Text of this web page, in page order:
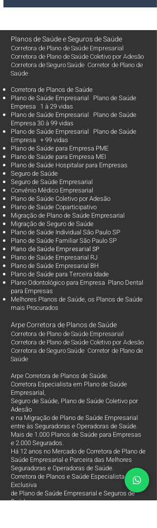
Planos de SaúdeeSeguros de Saúde
Corretora de Plano de Saúde Empresarial
Corretora de Plano de Saúde Coletivo por Adesão
Corretora de Seguro Saúde Corretor de Plano de
Saúde
Corretora de Planos de Saúde
Plano de Saúde Empresarial Plano de Saúde
Empresa 1 à 29 vidas
Plano de Saúde Empresarial Plano de Saúde
Empresa 30 à 99 vidas ​
Plano de Saúde Empresarial Plano de Saúde
Empresa + 99 vidas
Plano de Saúde para Empresa PME
Plano de Saúde para Empresa MEI
Plano de Saúde Hospitalar para Empresas
Seguro de Saúde
Seguro de Saúde Empresarial
Convênio Médico Empresarial
Plano de Saúde Coletivo por Adesão
Plano de Saúde Coparticipativo
Migração de Plano de Saúde Empresarial
Migração de Seguro de Saúde
Plano de Saúde Individual São Paulo SP
Plano de Saúde Familiar São Paulo SP
Plano de Saúde Empresarial SP
Plano de Saúde Empresarial RJ
Plano de Saúde Empresarial BH
Plano de Saúde para Terceira Idade
Plano Odontológico para Empresa Plano Dental
para Empresas
Melhores Planos de Saúde, os Planos de Saúde
mais Procurados​
Arpe Corretora de Planos de Saúde
Corretora de Plano de Saúde Empresarial
Corretora de Plano de Saúde Coletivo por Adesão
Corretora de Seguro Saúde Corretor de Plano de
Saúde
Arpe Corretora de Planos de Saúde.
Corretora Especialista em Plano de Saúde
Empresarial,
Seguro de Saúde, Plano de Saúde Coletivo por
Adesão
e na Migração de Plano de Saúde Empresarial
entre às Seguradoras e Operadoras de Saúde.
Mais de 1.000 Planos de Saúde para Empresas
e 2.000 Segurados.
Há 12 anos no Mercado de Corretora de Plano de
Saúde Empresarial e Parceira das Melhores
Seguradoras e Operadoras de Saúde.
Corretora de Planos e Saúde Especialista e
Exclusiva
de Plano de Saúde Empresarial e Seguros de
Saúde.